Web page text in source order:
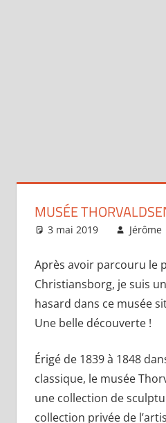
MUSÉE
3 mai 2019 Jérôme
Après avoir parcouru le
Christiansborg, je suis
hasard dans ce musée
Une belle découverte !
Érigé de 1839 à 1848
classique, le musée
une collection de
collection privée de